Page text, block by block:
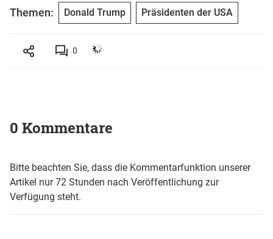
Themen: Donald Trump Präsidenten der USA
0
0 Kommentare
Bitte beachten Sie, dass die Kommentarfunktion unserer
Artikel nur 72 Stunden nach Veröffentlichung zur
Verfügung steht.